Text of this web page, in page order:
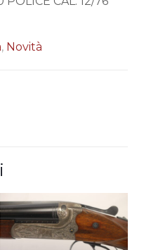
, Novità